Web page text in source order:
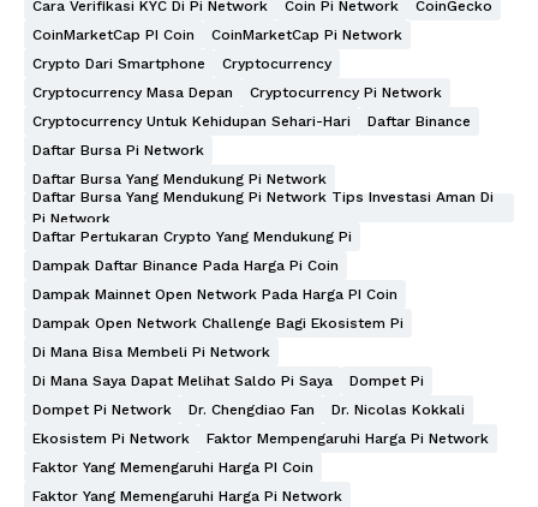
Cara Verifikasi KYC Di Pi Network
Coin Pi Network
CoinGecko
CoinMarketCap PI Coin
CoinMarketCap Pi Network
Crypto Dari Smartphone
Cryptocurrency
Cryptocurrency Masa Depan
Cryptocurrency Pi Network
Cryptocurrency Untuk Kehidupan Sehari-Hari
Daftar Binance
Daftar Bursa Pi Network
Daftar Bursa Yang Mendukung Pi Network
Daftar Bursa Yang Mendukung Pi Network Tips Investasi Aman Di
Pi Network
Daftar Pertukaran Crypto Yang Mendukung Pi
Dampak Daftar Binance Pada Harga Pi Coin
Dampak Mainnet Open Network Pada Harga PI Coin
Dampak Open Network Challenge Bagi Ekosistem Pi
Di Mana Bisa Membeli Pi Network
Di Mana Saya Dapat Melihat Saldo Pi Saya
Dompet Pi
Dompet Pi Network
Dr. Chengdiao Fan
Dr. Nicolas Kokkali
Ekosistem Pi Network
Faktor Mempengaruhi Harga Pi Network
Faktor Yang Memengaruhi Harga PI Coin
Faktor Yang Memengaruhi Harga Pi Network